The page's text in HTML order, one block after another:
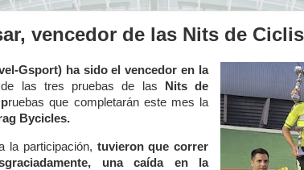
vencedor de las Nits de
Gsport) ha sido el vencedor en la
las tres pruebas de las
Nits de
ruebas que completarán este mes la
Bycicles.
la participación, tuvieron que correr
una caída en la